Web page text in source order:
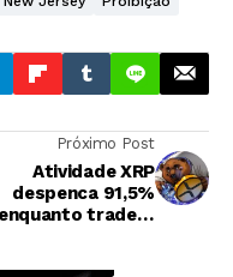
Próximo Post
Atividade XRP
despenca 91,5%
enquanto traders